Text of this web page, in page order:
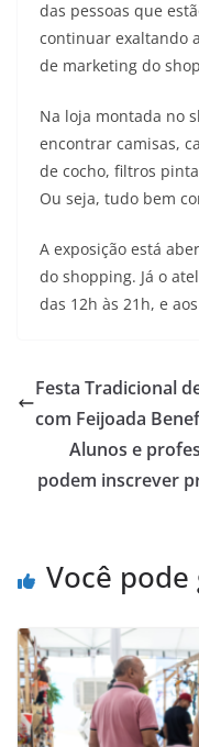
das pessoas que
continuar exaltando
de marketing do
Na loja montada no
encontrar camisas,
de cocho, filtros
Ou seja, tudo bem
A exposição está
do shopping. Já o
das 12h às 21h, e
Festa Tradicional
com Feijoada
Alunos e
podem inscrever
Você